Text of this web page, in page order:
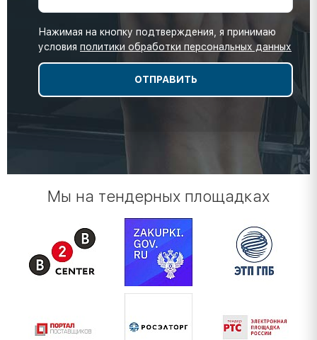
Нажимая на кнопку подтверждения, я принимаю
условия политики обработки персональных данных
Мы на тендерных площадках